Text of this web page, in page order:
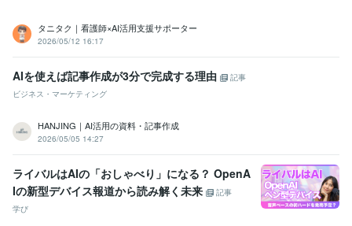
タニタク｜看護師×AI活用支援サポーター
2026/05/12 16:17
AIを使えば記事作成が3分で完成する理由
記事
ビジネス・マーケティング
HANJING｜AI活用の資料・記事作成
2026/05/05 14:27
ライバルはAIの「おしゃべり」になる？ OpenA
Iの新型デバイス報道から読み解く未来
記事
学び